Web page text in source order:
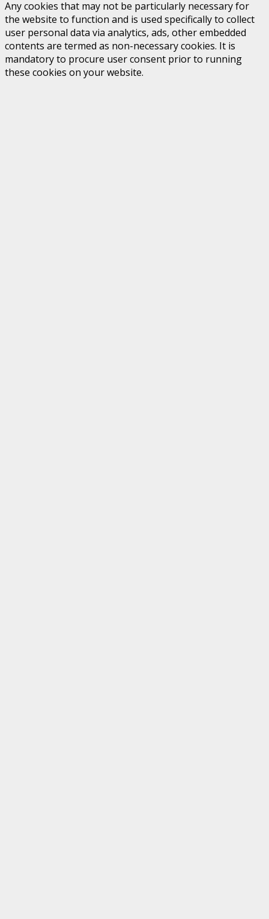
Any cookies that may not be particularly necessary for
the website to function and is used specifically to collect
user personal data via analytics, ads, other embedded
contents are termed as non-necessary cookies. It is
mandatory to procure user consent prior to running
these cookies on your website.